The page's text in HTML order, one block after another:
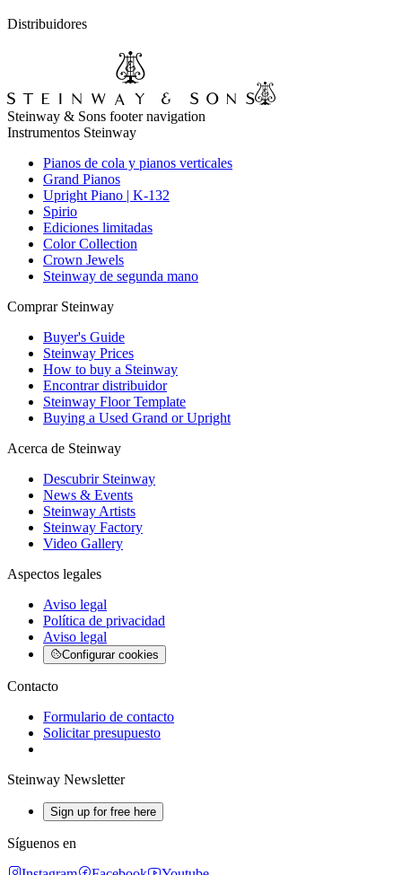
Distribuidores
Steinway & Sons footer navigation
Instrumentos Steinway
Pianos de cola y pianos verticales
Grand Pianos
Upright Piano | K-132
Spirio
Ediciones limitadas
Color Collection
Crown Jewels
Steinway de segunda mano
Comprar Steinway
Buyer's Guide
Steinway Prices
How to buy a Steinway
Encontrar distribuidor
Steinway Floor Template
Buying a Used Grand or Upright
Acerca de Steinway
Descubrir Steinway
News & Events
Steinway Artists
Steinway Factory
Video Gallery
Aspectos legales
Aviso legal
Política de privacidad
Aviso legal
Configurar cookies
Contacto
Formulario de contacto
Solicitar presupuesto
Steinway Newsletter
Sign up for free here
Síguenos en